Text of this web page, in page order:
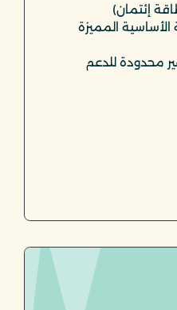
إئتمان)
المميزة
محدودة للدعم